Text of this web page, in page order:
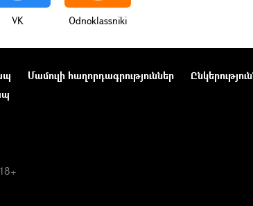
VK Odnoklassniki
Մամուլի հաղորդագրություններ